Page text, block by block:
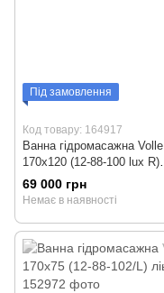
Під замовлення
Код товару: 164917
Ванна гідромасажна Volle
170x120 (12-88-100 lux R)
права
69 000 грн
Немає в наявності